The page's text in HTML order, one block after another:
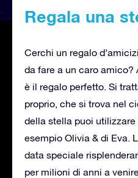
Regala una
Cerchi un regalo
da fare a un caro amico?
è il regalo perfetto. Si
proprio, che si trova nel
della stella puoi
esempio Olivia & di Eva.
data speciale
per milioni di anni a